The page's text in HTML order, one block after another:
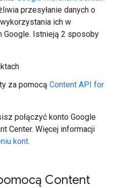
przesyłanie danych o
ich w
Google. Istnieją 2 sposoby
za pomocą Content API for
połączyć konto Google
Center. Więcej informacji
kont.
Content